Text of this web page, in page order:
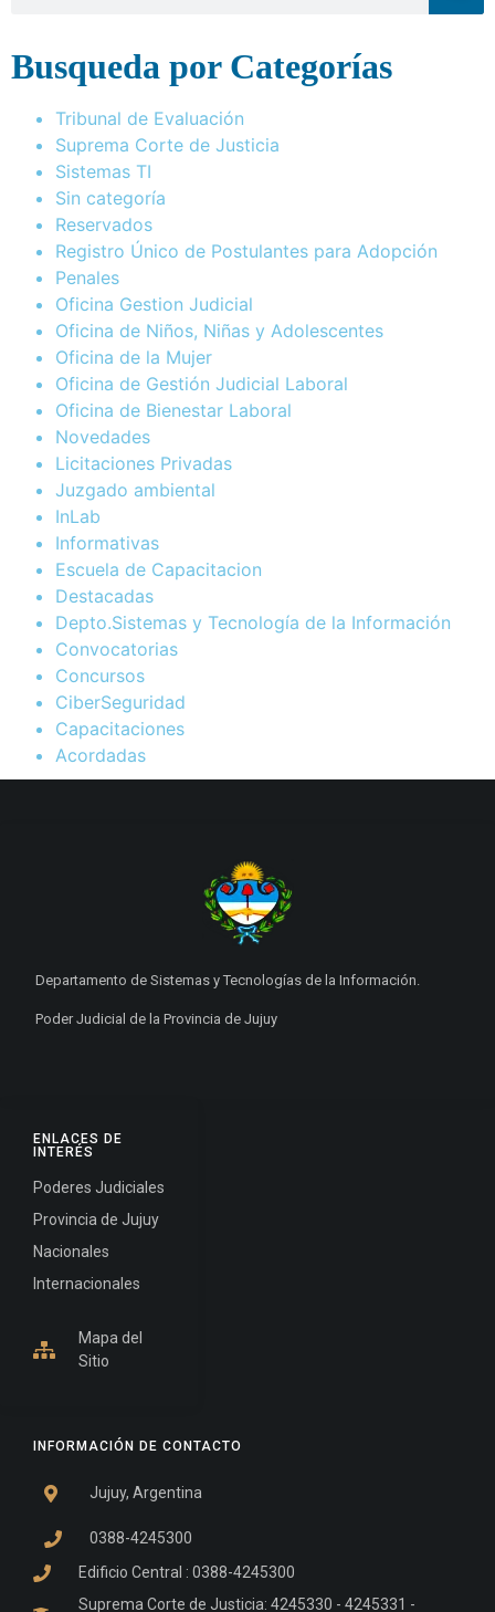
Busqueda por Categorías
Tribunal de Evaluación
Suprema Corte de Justicia
Sistemas TI
Sin categoría
Reservados
Registro Único de Postulantes para Adopción
Penales
Oficina Gestion Judicial
Oficina de Niños, Niñas y Adolescentes
Oficina de la Mujer
Oficina de Gestión Judicial Laboral
Oficina de Bienestar Laboral
Novedades
Licitaciones Privadas
Juzgado ambiental
InLab
Informativas
Escuela de Capacitacion
Destacadas
Depto.Sistemas y Tecnología de la Información
Convocatorias
Concursos
CiberSeguridad
Capacitaciones
Acordadas
INFORMACIÓN DE CONTACTO
Jujuy, Argentina
0388-4245300
Edificio Central : 0388-4245300
Suprema Corte de Justicia: 4245330 - 4245331 -
ENLACES DE
INTERÉS
Poderes Judiciales
Provincia de Jujuy
Nacionales
Internacionales
Mapa del
Sitio
Departamento de Sistemas y Tecnologías de la Información.
Poder Judicial de la Provincia de Jujuy